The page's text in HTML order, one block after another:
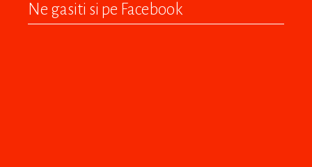
Ne gasiti si pe Facebook